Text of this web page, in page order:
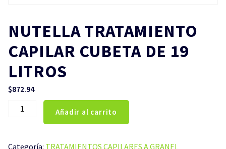
NUTELLA TRATAMIENTO
CAPILAR CUBETA DE 19
LITROS
$872.94
NUTELLA
TRATAMIENTO
CUBETA
Añadir al carrito
Categoría: TRATAMIENTOS CAPILARES A GRANEL